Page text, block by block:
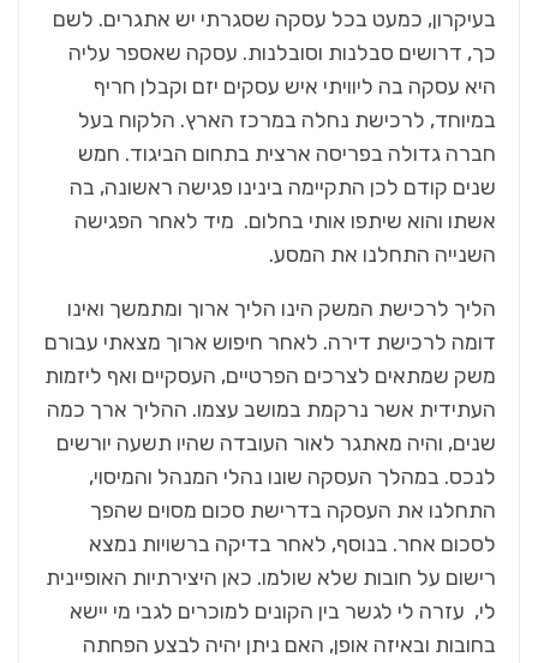
בעיקרון, כמעט בכל עסקה שסגרתי יש אתגרים. לשם
כך, דרושים סבלנות וסובלנות. עסקה שאספר עליה
היא עסקה בה ליוויתי איש עסקים יזם וקבלן חריף
במיוחד, לרכישת נחלה במרכז הארץ. הלקוח בעל
חברה גדולה בפריסה ארצית בתחום הביגוד. חמש
שנים קודם לכן התקיימה בינינו פגישה ראשונה, בה
אשתו והוא שיתפו אותי בחלום. מיד לאחר הפגישה
השנייה התחלנו את המסע.
הליך לרכישת המשק הינו הליך ארוך ומתמשך ואינו
דומה לרכישת דירה. לאחר חיפוש ארוך מצאתי עבורם
משק שמתאים לצרכים הפרטיים, העסקיים ואף ליזמות
העתידית אשר נרקמת במושב עצמו. ההליך ארך כמה
שנים, והיה מאתגר לאור העובדה שהיו תשעה יורשים
לנכס. במהלך העסקה שונו נהלי המנהל והמיסוי,
התחלנו את העסקה בדרישת סכום מסוים שהפך
לסכום אחר. בנוסף, לאחר בדיקה ברשויות נמצא
רישום על חובות שלא שולמו. כאן היצירתיות האופיינית
לי, עזרה לי לגשר בין הקונים למוכרים לגבי מי יישא
בחובות ובאיזה אופן, האם ניתן יהיה לבצע הפחתה